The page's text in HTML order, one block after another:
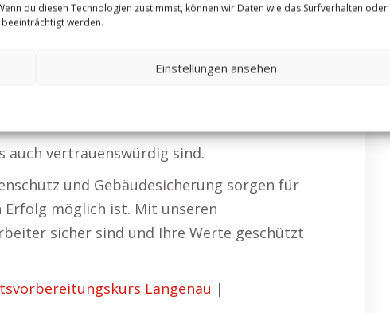
du diesen Technologien zustimmst, können wir Daten wie das Surfverhalten oder
werden.
Einstellungen ansehen
kontinuierlich weitergebildet, um Ihnen
Diebstahl, Vandalismus und
auch vertrauenswürdig sind.
und Gebäudesicherung sorgen für
Erfolg möglich ist. Mit unseren
sicher sind und Ihre Werte geschützt
Langenau |